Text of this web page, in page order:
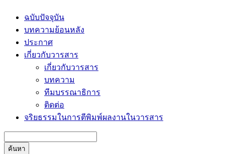
ฉบับปัจจุบัน
บทความย้อนหลัง
ประกาศ
เกี่ยวกับวารสาร
เกี่ยวกับวารสาร
บทความ
ทีมบรรณาธิการ
ติดต่อ
จริยธรรมในการตีพิมพ์ผลงานในวารสาร
ค้นหา